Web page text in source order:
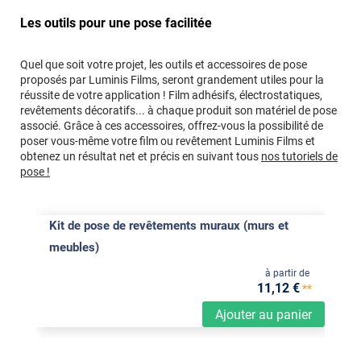
Les outils pour une pose facilitée
Quel que soit votre projet, les outils et accessoires de pose
proposés par Luminis Films, seront grandement utiles pour la
réussite de votre application ! Film adhésifs, électrostatiques,
revêtements décoratifs... à chaque produit son matériel de pose
associé. Grâce à ces accessoires, offrez-vous la possibilité de
poser vous-même votre film ou revêtement Luminis Films et
obtenez un résultat net et précis en suivant tous nos tutoriels de
pose !
Kit de pose de revêtements muraux (murs et
meubles)
Ajouter au panier
à partir de
11 ,12 €**